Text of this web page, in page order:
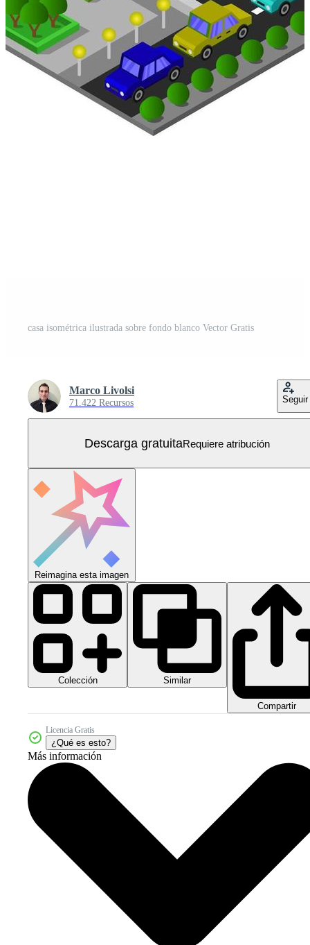
casa isométrica ilustrada sobre fondo blanco Vector Gratis
Marco Livolsi
71.422 Recursos Seguir
Descarga gratuitaRequiere atribución
Reimagina esta imagen
Colección Similar
Compartir
Licencia Gratis
¿Qué es esto?
Más información